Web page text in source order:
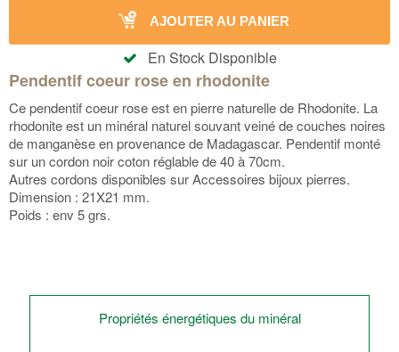
AJOUTER AU PANIER
En Stock Disponible
Pendentif coeur rose en rhodonite
Ce pendentif coeur rose est en pierre naturelle de Rhodonite. La
rhodonite est un minéral naturel souvant veiné de couches noires
de manganèse en provenance de Madagascar. Pendentif monté
sur un cordon noir coton réglable de 40 à 70cm.
Autres cordons disponibles sur Accessoires bijoux pierres.
Dimension : 21X21 mm.
Poids : env 5 grs.
Propriétés énergétiques du minéral